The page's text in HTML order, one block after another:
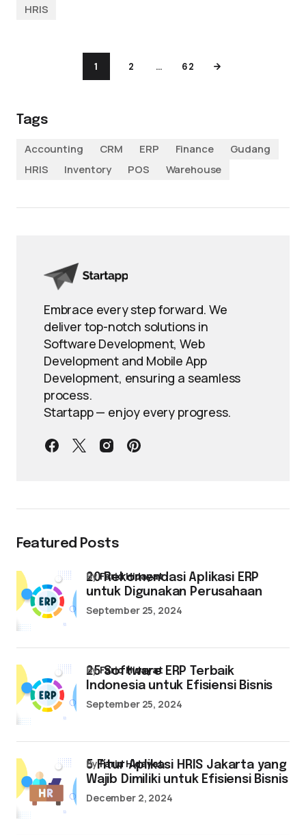
HRIS
1 2 … 62
Tags
Accounting
CRM ERP Finance
Gudang
HRIS
Inventory POS Warehouse
Embrace every step forward. We
deliver top-notch solutions in
Software Development, Web
Development and Mobile App
Development, ensuring a seamless
process.
Startapp — enjoy every progress.
Featured Posts
20 Rekomendasi Aplikasi ERP
untuk Digunakan Perusahaan
byFarid Hidayat
September 25, 2024
25 Software ERP Terbaik
Indonesia untuk Efisiensi Bisnis
byFarid Hidayat
September 25, 2024
5 Fitur Aplikasi HRIS Jakarta yang
Wajib Dimiliki untuk Efisiensi Bisnis
byFarid Hidayat
December 2, 2024